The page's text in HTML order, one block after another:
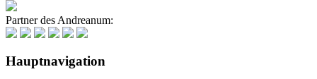
Partner des Andreanum:
Hauptnavigation